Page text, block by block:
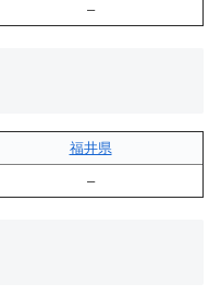
–
福井県
–